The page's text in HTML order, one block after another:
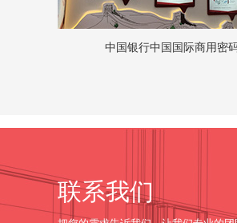
中国银行中国国际商用密
联系我们